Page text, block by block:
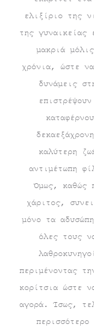
ελιξίριο της
της γυναικείας
μακριά
χρόνια, ώστε
δυνάμεις
καλύτερη
αντιμέτωπη
Όμως, καθώς
χάριτος,
μόνο τα
όλες τους
περιμένοντας
κορίτσια ώστε
αγορά. Ίσως,